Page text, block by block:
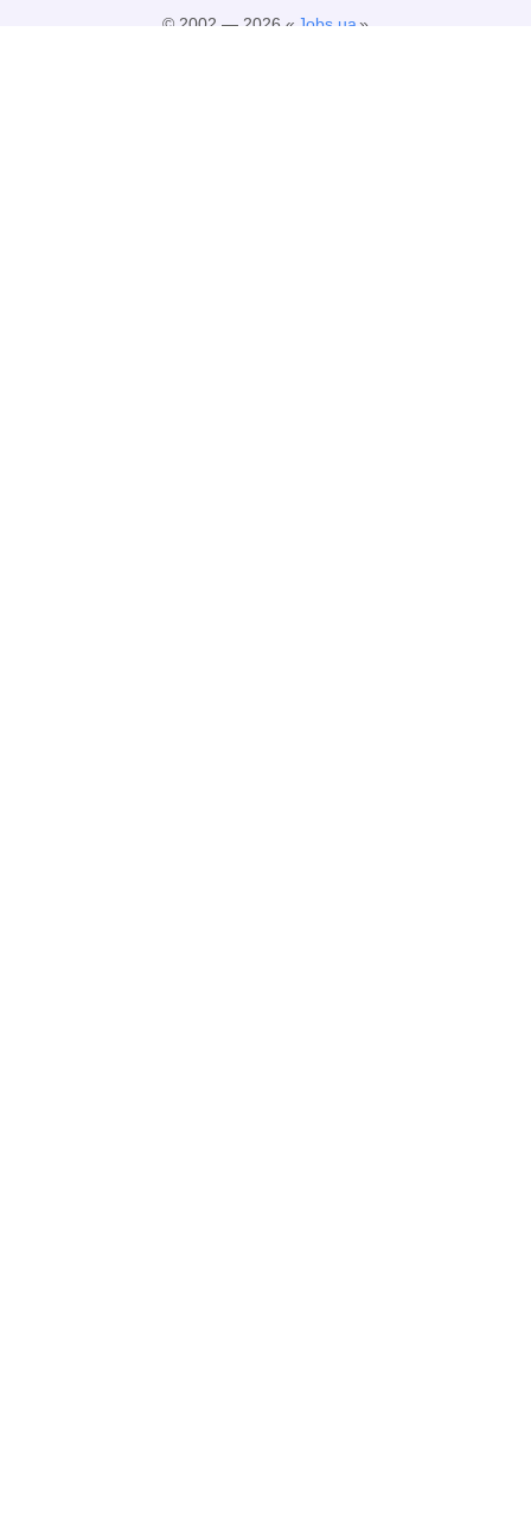
© 2002 — 2026 « Jobs.ua»